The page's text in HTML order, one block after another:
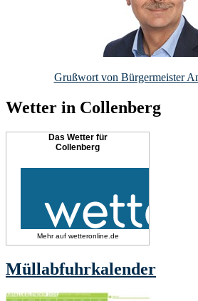
Grußwort von Bürgermeister
Wetter in Collenberg
Das Wetter für
Collenberg
Mehr auf wetteronline.de
Müllabfuhrkalender